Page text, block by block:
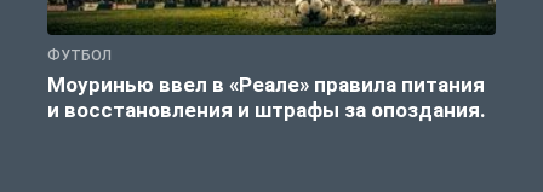
ФУТБОЛ
Моуринью ввел в «Реале» правила питания
и восстановления и штрафы за опоздания.